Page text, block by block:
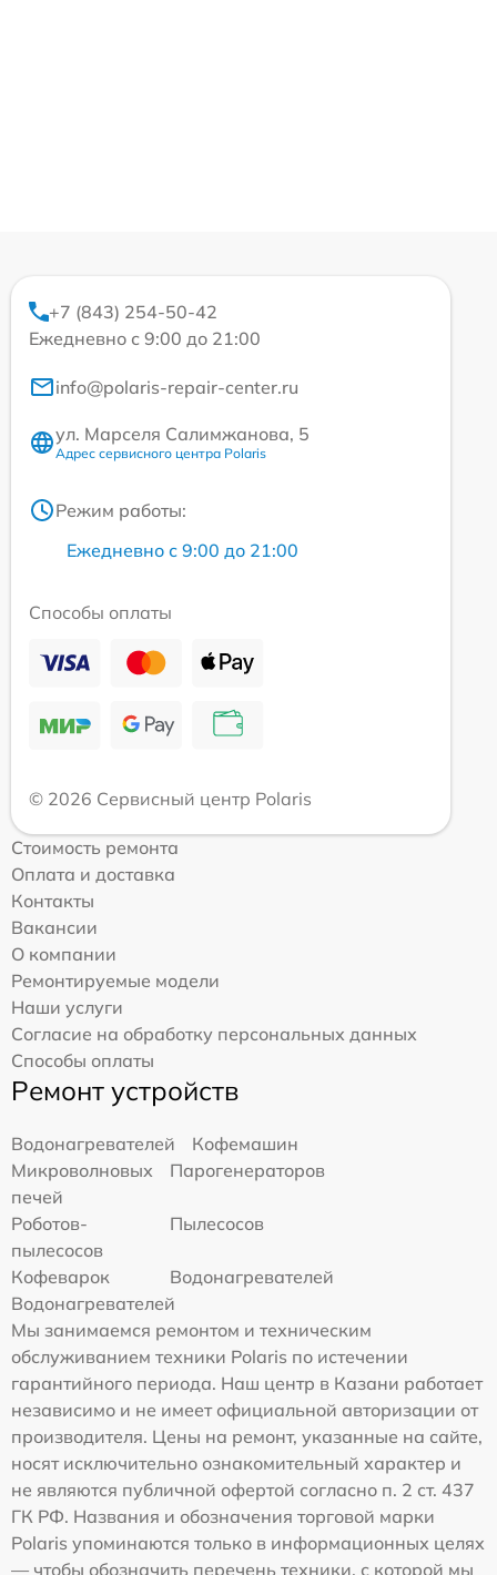
+7 (843) 254-50-42
Ежедневно с 9:00 до 21:00
info@polaris-repair-center.ru
ул. Марселя Салимжанова, 5
Адрес сервисного центра Polaris
Режим работы:
Ежедневно с 9:00 до 21:00
Способы оплаты
© 2026 Сервисный центр Polaris
Стоимость ремонта
Оплата и доставка
Контакты
Вакансии
О компании
Ремонтируемые модели
Наши услуги
Согласие на обработку персональных данных
Способы оплаты
Ремонт устройств
Водонагревателей
Кофемашин
Микроволновых
печей
Парогенераторов
Роботов-
пылесосов
Пылесосов
Кофеварок
Водонагревателей
Водонагревателей
Мы занимаемся ремонтом и техническим
обслуживанием техники Polaris по истечении
гарантийного периода. Наш центр в Казани работает
независимо и не имеет официальной авторизации от
производителя. Цены на ремонт, указанные на сайте,
носят исключительно ознакомительный характер и
не являются публичной офертой согласно п. 2 ст. 437
ГК РФ. Названия и обозначения торговой марки
Polaris упоминаются только в информационных целях
— чтобы обозначить перечень техники, с которой мы